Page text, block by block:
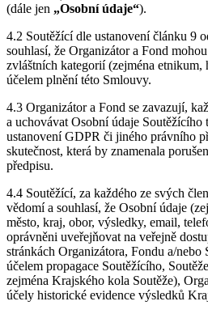
(dále jen „Osobní údaje“).
4.2 Soutěžící dle ustanovení článku 9
souhlasí, že Organizátor a Fond
zvláštních kategorií (zejména etnikum,
účelem plnění této Smlouvy.
4.3 Organizátor a Fond se zavazují,
a uchovávat Osobní údaje Soutěžícího
ustanovení GDPR či jiného právního
skutečnost, která by znamenala
předpisu.
4.4 Soutěžící, za každého ze svých
vědomí a souhlasí, že Osobní údaje
město, kraj, obor, výsledky, email,
oprávněni uveřejňovat na veřejně
stránkách Organizátora, Fondu a/nebo
účelem propagace Soutěžícího,
zejména Krajského kola Soutěže),
účely historické evidence výsledků